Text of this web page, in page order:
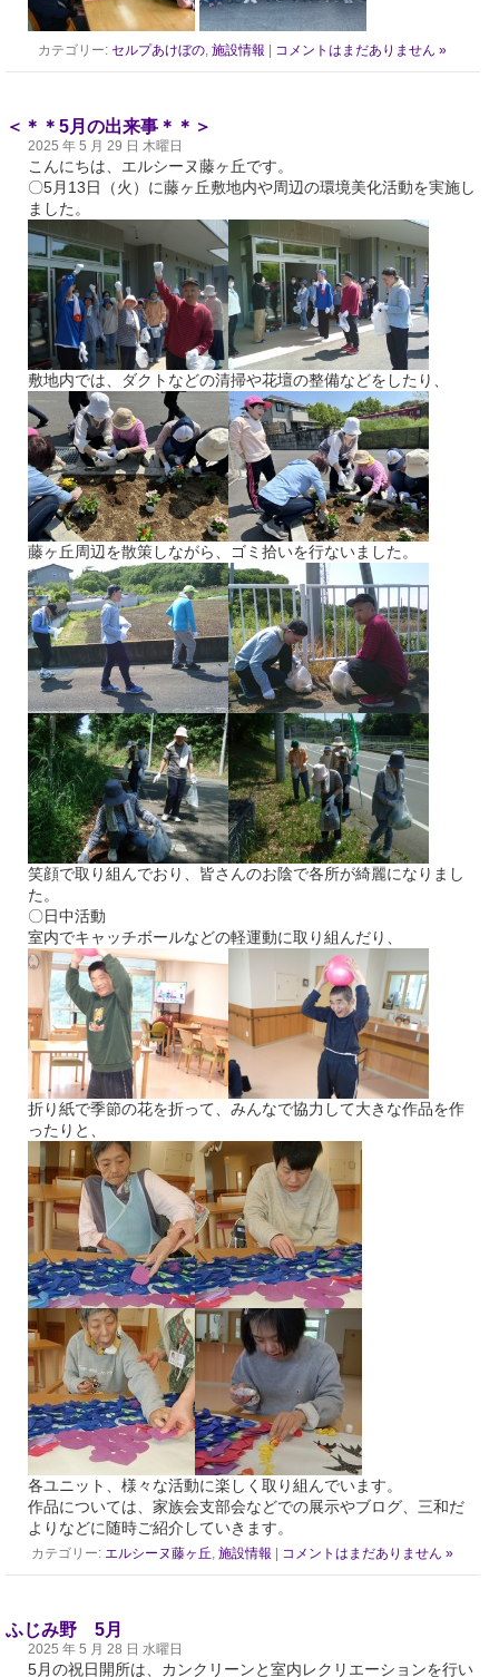
カテゴリー:セルプあけぼの,施設情報 コメントはまだありません »
＜＊＊5月の出来事＊＊＞
2025 年 5 月 29 日 木曜日
こんにちは、エルシーヌ藤ヶ丘です。
〇5月 13日（火）に藤ヶ丘敷地内や周辺の環境美化活動を実施し
ました。
敷地内では、ダクトなどの清掃や花壇の整備などをしたり、
藤ヶ丘周辺を散策しながら、ゴミ拾いを行ないました。
笑顔で取り組んでおり、皆さんのお陰で各所が綺麗になりまし
た。
〇日中活動
室内でキャッチボールなどの軽運動に取り組んだり、
折り紙で季節の花を折って、みんなで協力して大きな作品を作
ったりと、
各ユニット、様々な活動に楽しく取り組んでいます。
作品については、家族会支部会などでの展示やブログ、三和だ
よりなどに随時ご紹介していきます。
カテゴリー:エルシーヌ藤ヶ丘,施設情報 コメントはまだありません »
ふじみ野 5月
2025 年 5 月 28 日 水曜日
5月の祝日開所は、カンクリーンと室内レクリエーションを行い